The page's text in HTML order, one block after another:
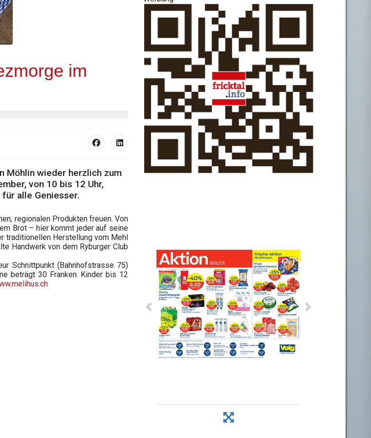
im
Möhlin wieder herzlich zum
von 10 bis 12 Uhr,
alle Geniesser.
regionalen Produkten freuen. Von
Brot – hier kommt jeder auf seine
traditionellen Herstellung vom Mehl
Handwerk von dem Ryburger Club
Schnittpunkt (Bahnhofstrasse 75)
beträgt 30 Franken. Kinder bis 12